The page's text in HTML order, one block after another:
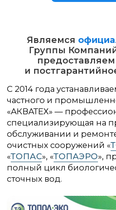
Являемся
Группы
и
Работаем: Краснодарский
край, Республика Крым,
Республика Адыгея
+7 (800)
© ООО «АКВАТЕХ», 2026
Политика конфиденциальности
ООО «Акватех»
ИНН 2310092460
КПП 2301001001